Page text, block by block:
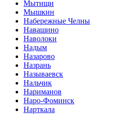
Мытищи
Мышкин
Набережные Челны
Навашино
Наволоки
Надым
Назарово
Назрань
Называевск
Нальчик
Нариманов
Наро-Фоминск
Нарткала